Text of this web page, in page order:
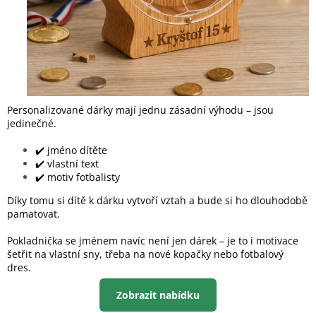
Personalizované dárky mají jednu zásadní výhodu – jsou
jedinečné.
✔️ jméno dítěte
✔️ vlastní text
✔️ motiv fotbalisty
Díky tomu si dítě k dárku vytvoří vztah a bude si ho dlouhodobě
pamatovat.
Pokladnička se jménem navíc není jen dárek – je to i motivace
šetřit na vlastní sny, třeba na nové kopačky nebo fotbalový
dres.
Zobrazit nabídku